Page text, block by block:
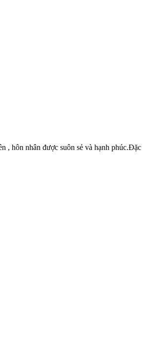
, hôn nhân được suôn sẻ và hạnh phúc.Đặc